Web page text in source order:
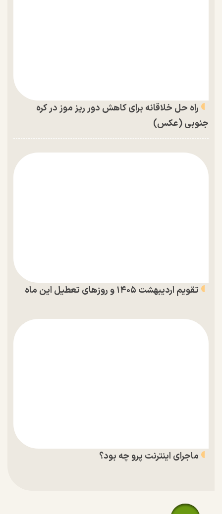
راه حل خلاقانه برای کاهش دور ریز موز در کره
جنوبی (عکس)
تقویم اردیبهشت ۱۴۰۵ و روز‌های تعطیل این ماه
ماجرای اینترنت پرو چه بود؟